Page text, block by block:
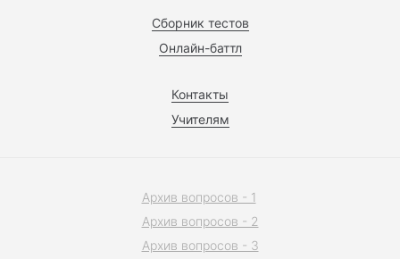
Сборник тестов
Онлайн-баттл
Контакты
Учителям
Архив вопросов - 1
Архив вопросов - 2
Архив вопросов - 3